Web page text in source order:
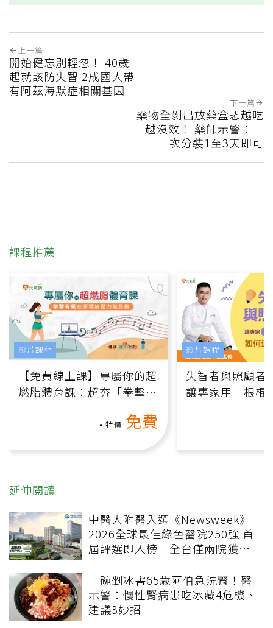
上一篇
開始健忘別輕忽！ 40歲
起就該防失智 2成國人帶
有阿茲海默症相關基因
下一篇
藥物全剝出放藥盒恐越吃
越沒效！ 藥師示警：一
次分裝1至3天即可
課程推薦
【免費線上課】專屬你的超
燃脂體育課：超夯「拳擊有
特價 免費
影片課程
失智者與照顧者
讓專家用一根棍
影片課程
延伸閱讀
中醫大附醫入選《Newsweek》
2026全球最佳綠色醫院250強 首
屆評選即入榜 全台僅兩院獲
一碗剉冰害65歲阿伯急洗腎！醫
示警：慢性腎病患吃冰藏4危機、
建議3妙招